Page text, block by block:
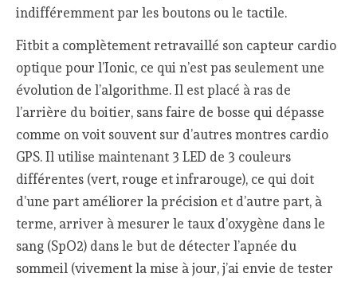
indifféremment par les boutons ou le tactile.
Fitbit a complètement retravaillé son capteur cardio
optique pour l’Ionic, ce qui n’est pas seulement une
évolution de l’algorithme. Il est placé à ras de
l’arrière du boitier, sans faire de bosse qui dépasse
comme on voit souvent sur d’autres montres cardio
GPS. Il utilise maintenant 3 LED de 3 couleurs
différentes (vert, rouge et infrarouge), ce qui doit
d’une part améliorer la précision et d’autre part, à
terme, arriver à mesurer le taux d’oxygène dans le
sang (SpO2) dans le but de détecter l’apnée du
sommeil (vivement la mise à jour, j’ai envie de tester